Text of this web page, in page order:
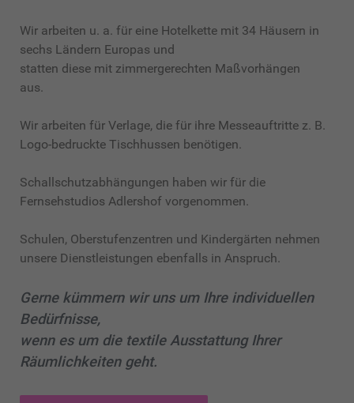
Wir arbeiten u. a. für eine Hotelkette mit 34 Häusern in
sechs Ländern Europas und
statten diese mit zimmergerechten Maßvorhängen
aus.
Wir arbeiten für Verlage, die für ihre Messeauftritte z. B.
Logo-bedruckte Tischhussen benötigen.
Schallschutzabhängungen haben wir für die
Fernsehstudios Adlershof vorgenommen.
Schulen, Oberstufenzentren und Kindergärten nehmen
unsere Dienstleistungen ebenfalls in Anspruch.
Gerne kümmern wir uns um Ihre individuellen
Bedürfnisse,
wenn es um die textile Ausstattung Ihrer
Räumlichkeiten geht.